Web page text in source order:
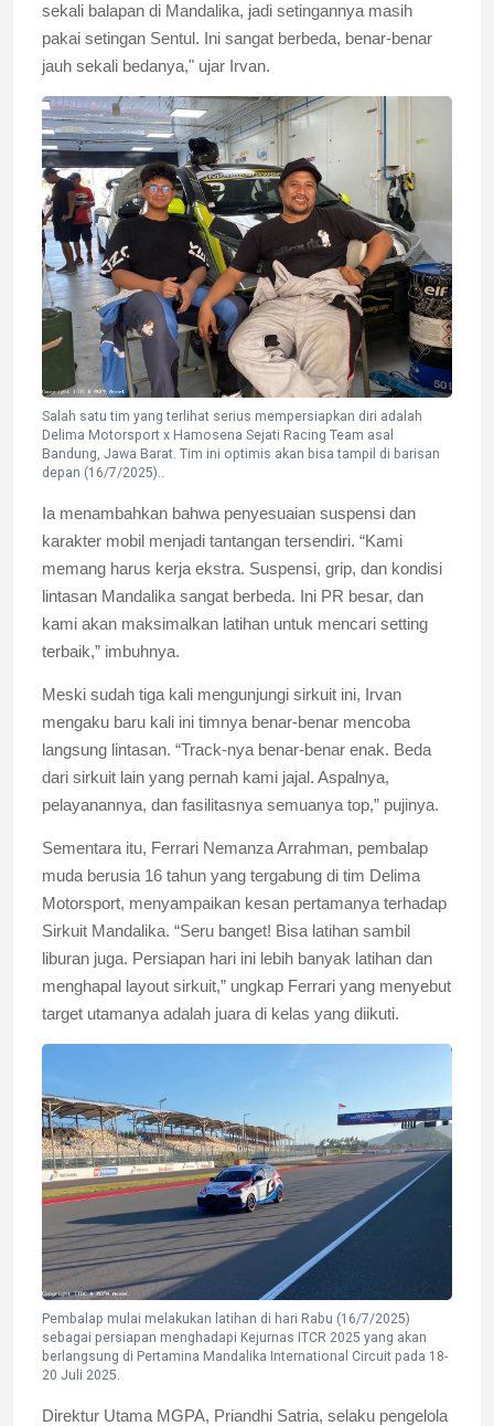
sekali balapan di Mandalika, jadi setingannya masih
pakai setingan Sentul. Ini sangat berbeda, benar-benar
jauh sekali bedanya," ujar Irvan.
Salah satu tim yang terlihat serius mempersiapkan diri adalah
Delima Motorsport x Hamosena Sejati Racing Team asal
Bandung, Jawa Barat. Tim ini optimis akan bisa tampil di barisan
depan (16/7/2025)..
Ia menambahkan bahwa penyesuaian suspensi dan
karakter mobil menjadi tantangan tersendiri. “Kami
memang harus kerja ekstra. Suspensi, grip, dan kondisi
lintasan Mandalika sangat berbeda. Ini PR besar, dan
kami akan maksimalkan latihan untuk mencari setting
terbaik,” imbuhnya.
Meski sudah tiga kali mengunjungi sirkuit ini, Irvan
mengaku baru kali ini timnya benar-benar mencoba
langsung lintasan. “Track-nya benar-benar enak. Beda
dari sirkuit lain yang pernah kami jajal. Aspalnya,
pelayanannya, dan fasilitasnya semuanya top,” pujinya.
Sementara itu, Ferrari Nemanza Arrahman, pembalap
muda berusia 16 tahun yang tergabung di tim Delima
Motorsport, menyampaikan kesan pertamanya terhadap
Sirkuit Mandalika. “Seru banget! Bisa latihan sambil
liburan juga. Persiapan hari ini lebih banyak latihan dan
menghapal layout sirkuit,” ungkap Ferrari yang menyebut
target utamanya adalah juara di kelas yang diikuti.
Pembalap mulai melakukan latihan di hari Rabu (16/7/2025)
sebagai persiapan menghadapi Kejurnas ITCR 2025 yang akan
berlangsung di Pertamina Mandalika International Circuit pada 18-
20 Juli 2025.
Direktur Utama MGPA, Priandhi Satria, selaku pengelola